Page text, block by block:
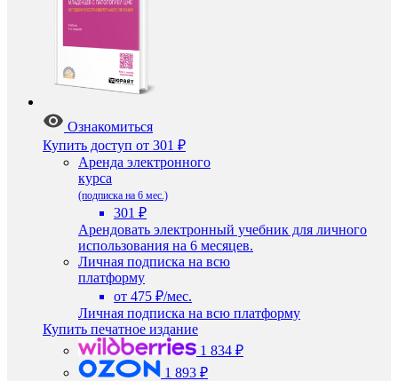
Ознакомиться
Купить доступ от 301 ₽
Аренда электронного
курса
(подписка на 6 мес.)
301 ₽
Арендовать электронный учебник для личного
использования на 6 месяцев.
Личная подписка на всю
платформу
от 475 ₽/мес.
Личная подписка на всю платформу
Купить печатное издание
1 834 ₽
1 893 ₽